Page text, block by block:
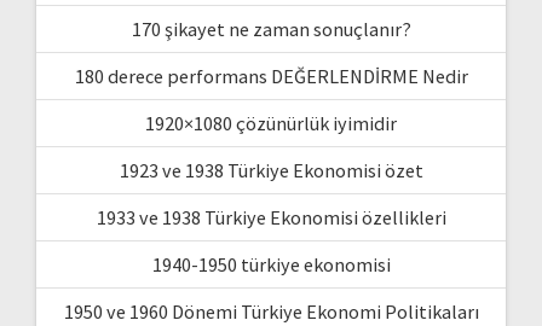
170 şikayet ne zaman sonuçlanır?
180 derece performans DEĞERLENDİRME Nedir
1920×1080 çözünürlük iyimidir
1923 ve 1938 Türkiye Ekonomisi özet
1933 ve 1938 Türkiye Ekonomisi özellikleri
1940-1950 türkiye ekonomisi
1950 ve 1960 Dönemi Türkiye Ekonomi Politikaları